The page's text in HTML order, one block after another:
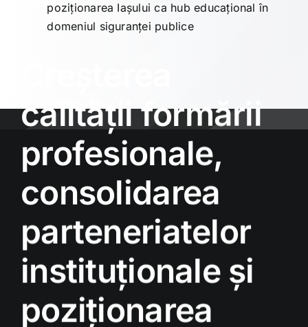
poziționarea Iașului ca hub educațional în
domeniul siguranței publice
calității formării
profesionale,
consolidarea
parteneriatelor
instituționale și
poziționarea